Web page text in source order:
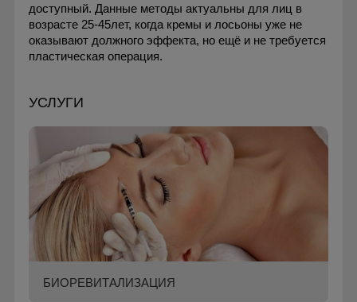
доступный. Данные методы актуальны для лиц в
возрасте 25-45лет, когда кремы и лосьоны уже не
оказывают должного эффекта, но ещё и не требуется
пластическая операция.
УСЛУГИ
БИОРЕВИТАЛИЗАЦИЯ